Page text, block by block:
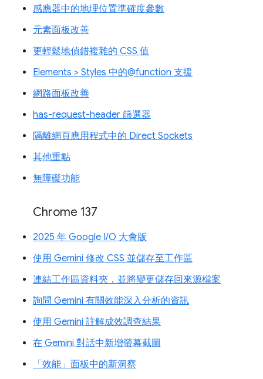
感應器中的地理位置準確度參數
元素面板改善
更輕鬆地偵錯複雜的 CSS 值
Elements > Styles 中的@function 支援
網路面板改善
has-request-header 篩選器
隔離網頁應用程式中的 Direct Sockets
其他重點
無障礙功能
Chrome 137
2025 年 Google I/O 大會版
使用 Gemini 修改 CSS 並儲存至工作區
連結工作區資料夾，並將變更儲存回來源檔案
詢問 Gemini 有關效能深入分析的資訊
使用 Gemini 註解成效調查結果
在 Gemini 對話中新增螢幕截圖
「效能」面板中的新洞察